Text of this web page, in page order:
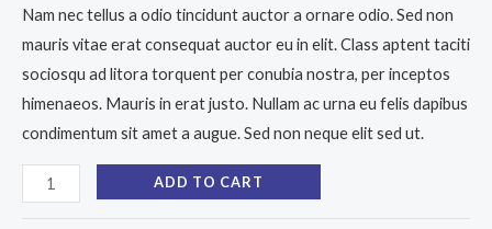
Nam nec tellus a odio tincidunt auctor a ornare odio. Sed non
mauris vitae erat consequat auctor eu in elit. Class aptent taciti
sociosqu ad litora torquent per conubia nostra, per inceptos
himenaeos. Mauris in erat justo. Nullam ac urna eu felis dapibus
condimentum sit amet a augue. Sed non neque elit sed ut.
ADD TO CART